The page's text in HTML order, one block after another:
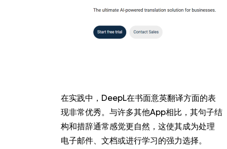
在实践中，DeepL在书面意英翻译方面的表
现非常优秀。与许多其他App相比，其句子结
构和措辞通常感觉更自然，这使其成为处理
电子邮件、文档或进行学习的强力选择。